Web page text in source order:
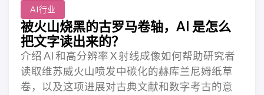
AI行业
被火山烧黑的古罗马卷轴，AI 是怎么
把文字读出来的？
介绍 AI 和高分辨率 X 射线成像如何帮助研究者
读取维苏威火山喷发中碳化的赫库兰尼姆纸草
卷，以及这项进展对古典文献和数字考古的意